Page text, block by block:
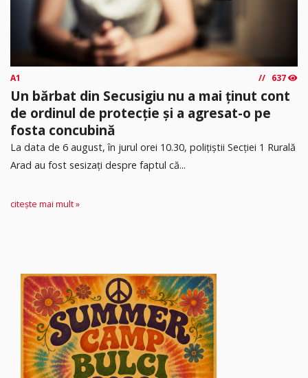
A1 637
Un bărbat din Secusigiu nu a mai ținut cont
de ordinul de protecție și a agresat-o pe
fosta concubină
​La data de 6 august, în jurul orei 10.30, polițiștii Secției 1 Rurală
Arad au fost sesizați despre faptul că...
citește mai mult »